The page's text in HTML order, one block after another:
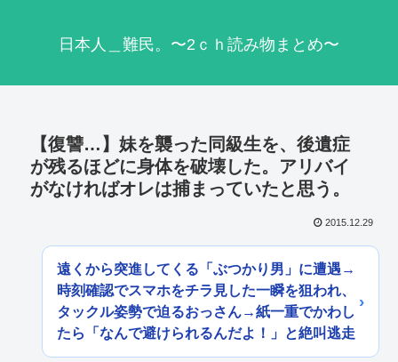
日本人＿難民。〜2ｃｈ読み物まとめ〜
【復讐…】妹を襲った同級生を、後遺症
が残るほどに身体を破壊した。アリバイ
がなければオレは捕まっていたと思う。
2015.12.29
遠くから突進してくる「ぶつかり男」に遭遇→
時刻確認でスマホをチラ見した一瞬を狙われ、
タックル姿勢で迫るおっさん→紙一重でかわし
たら「なんで避けられるんだよ！」と絶叫逃走